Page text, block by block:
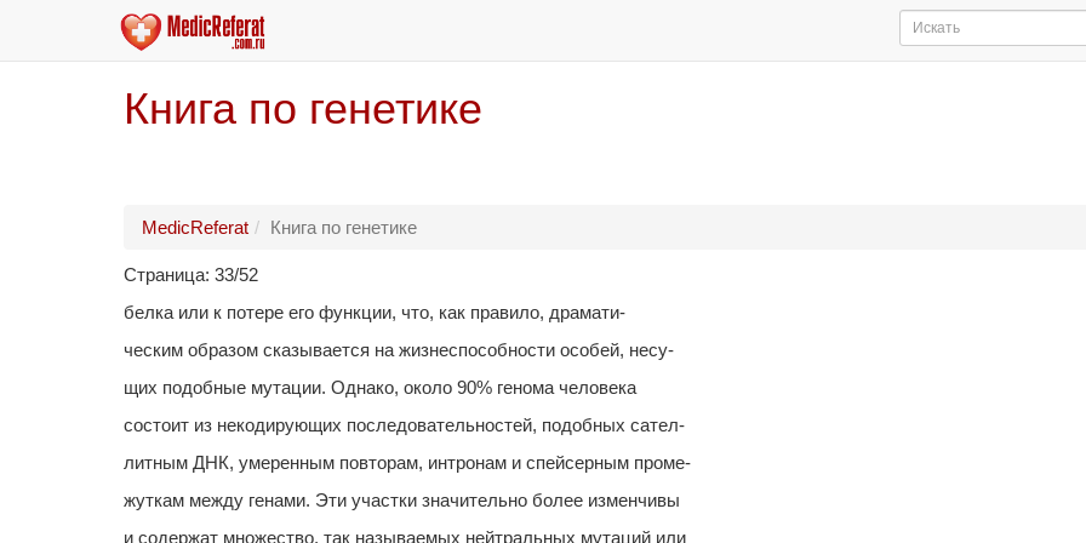
Книга по генетике
MedicReferat Книга по генетике
Страница: 33/52
белка или к потере его функции, что, как правило, драмати-
ческим образом сказывается на жизнеспособности особей, несу-
щих подобные мутации. Однако, около 90% генома человека
состоит из некодирующих последовательностей, подобных сател-
литным ДНК, умеренным повторам, интронам и спейсерным проме-
жуткам между генами. Эти участки значительно более изменчивы
и содержат множество, так называемых нейтральных мутаций или